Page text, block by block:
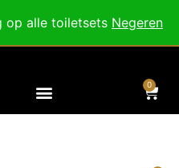
op alle toiletsets Negeren
0